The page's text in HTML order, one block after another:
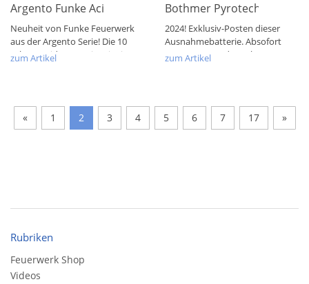
Argento Funke Acido
Neuheit von Funke Feuerwerk
aus der Argento Serie! Die 10
Schuss Acido Batterie mit einem
zum Artikel
Bothmer Pyrotechnik The
2024! Exklusiv-Posten dieser
Ausnahmebatterie. Absofort
zum neuen und regulären
zum Artikel
« 1 2 3 4 5 6 7 17 »
Rubriken
Feuerwerk Shop
Videos